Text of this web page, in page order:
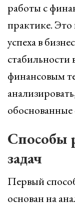
работы с
практике.
успеха в
финансовым
Способы
задач
Первый
основан на